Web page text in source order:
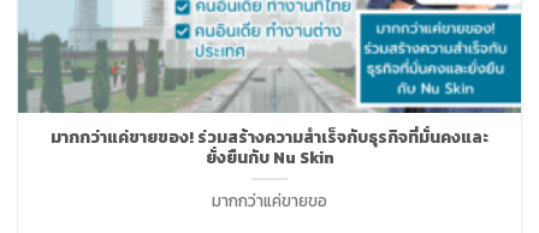
มากกว่าแค่ขายของ! ร่วมสร้างความสำเร็จกับธุรกิจที่มั่นคงและ
ยั่งยืนกับ Nu Skin
มากกว่าแค่ขายขอ